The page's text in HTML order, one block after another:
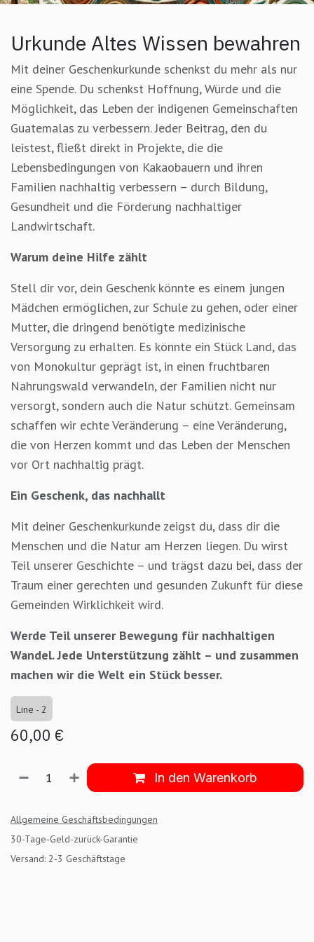
Urkunde Altes Wissen bewahren
Mit deiner Geschenkurkunde schenkst du mehr als nur
eine Spende. Du schenkst Hoffnung, Würde und die
Möglichkeit, das Leben der indigenen Gemeinschaften
Guatemalas zu verbessern. Jeder Beitrag, den du
leistest, fließt direkt in Projekte, die die
Lebensbedingungen von Kakaobauern und ihren
Familien nachhaltig verbessern – durch Bildung,
Gesundheit und die Förderung nachhaltiger
Landwirtschaft.
Warum deine Hilfe zählt
Stell dir vor, dein Geschenk könnte es einem jungen
Mädchen ermöglichen, zur Schule zu gehen, oder einer
Mutter, die dringend benötigte medizinische
Versorgung zu erhalten. Es könnte ein Stück Land, das
von Monokultur geprägt ist, in einen fruchtbaren
Nahrungswald verwandeln, der Familien nicht nur
versorgt, sondern auch die Natur schützt. Gemeinsam
schaffen wir echte Veränderung – eine Veränderung,
die von Herzen kommt und das Leben der Menschen
vor Ort nachhaltig prägt.
Ein Geschenk, das nachhallt
Mit deiner Geschenkurkunde zeigst du, dass dir die
Menschen und die Natur am Herzen liegen. Du wirst
Teil unserer Geschichte – und trägst dazu bei, dass der
Traum einer gerechten und gesunden Zukunft für diese
Gemeinden Wirklichkeit wird.
Werde Teil unserer Bewegung für nachhaltigen
Wandel. Jede Unterstützung zählt – und zusammen
machen wir die Welt ein Stück besser.
Line - 2
60,00 €
In den Warenkorb
Allgemeine Geschäftsbedingungen
30-Tage-Geld-zurück-Garantie
Versand: 2-3 Geschäftstage